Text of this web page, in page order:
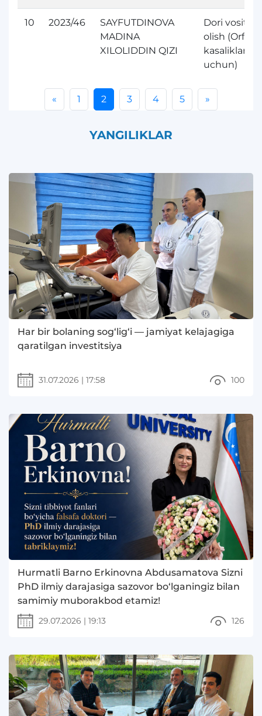
10 2023/46
SAYFUTDINOVA
MADINA
XILOLIDDIN QIZI
Dori
olish (Orfan
kasaliklari
uchun)
« 1 2 3 4 5 »
YANGILIKLAR
Har bir bolaning sog‘lig‘i — jamiyat kelajagiga
qaratilgan investitsiya
31.07.2026 | 17:58 100
Hurmatli Barno Erkinovna Abdusamatova Sizni
PhD ilmiy darajasiga sazovor bo‘lganingiz bilan
samimiy muborakbod etamiz!
29.07.2026 | 19:13 126